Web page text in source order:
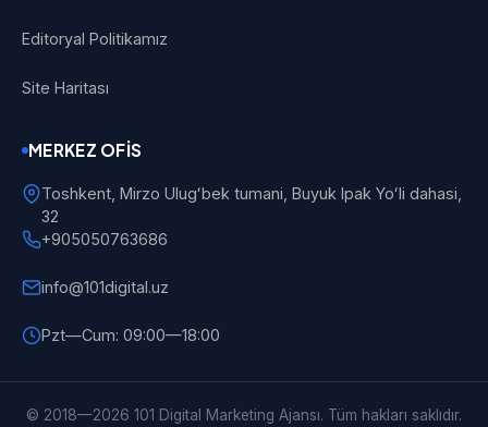
Editoryal Politikamız
Site Haritası
MERKEZ OFIS
Toshkent, Mirzo Ulugʻbek tumani, Buyuk Ipak Yoʻli dahasi,
32
+905050763686
info@101digital.uz
Pzt—Cum: 09:00—18:00
© 2018—2026 101 Digital Marketing Ajansı. Tüm hakları saklıdır.